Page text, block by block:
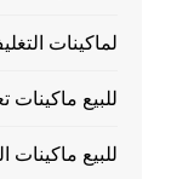
لماكينات
للبيع ماكينات
للبيع ماكينات